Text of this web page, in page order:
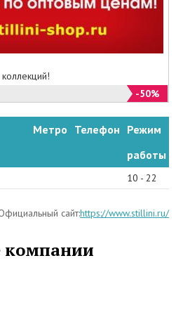
до 75%.
-50%
Метро Телефон Режим
работы
10 - 22
сайт:https://www.stillini.ru/